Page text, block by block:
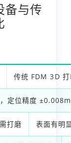
备与传
传统 FDM 3D
定位精度
打磨 表面有明